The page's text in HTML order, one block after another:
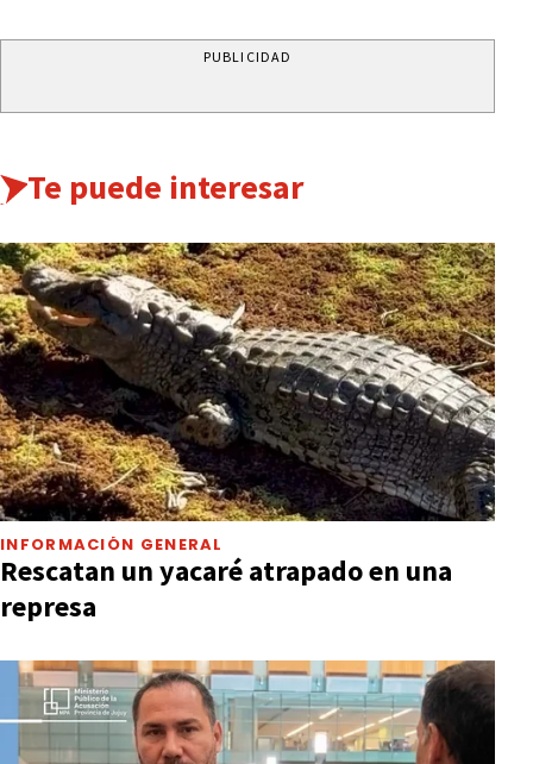
PUBLICIDAD
Te puede interesar
INFORMACIÓN GENERAL
Rescatan un yacaré atrapado en una
represa